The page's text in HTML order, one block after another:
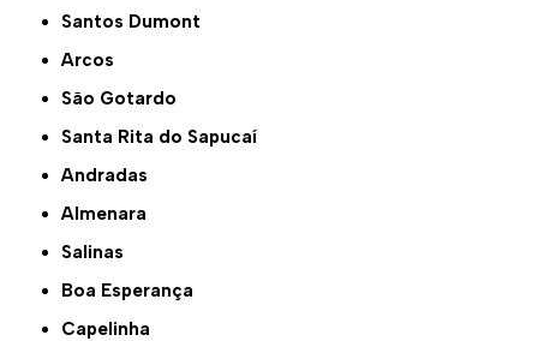
Santos Dumont
Arcos
São Gotardo
Santa Rita do Sapucaí
Andradas
Almenara
Salinas
Boa Esperança
Capelinha